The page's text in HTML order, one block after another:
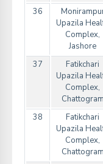
36
Upazila
Complex,
Jashore
37
Fatikchari
Upazila
Complex,
Chattogram
38
Fatikchari
Upazila
Complex,
Chattogram